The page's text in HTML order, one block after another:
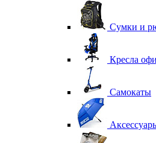
Сумки и
Кресла
Самокаты